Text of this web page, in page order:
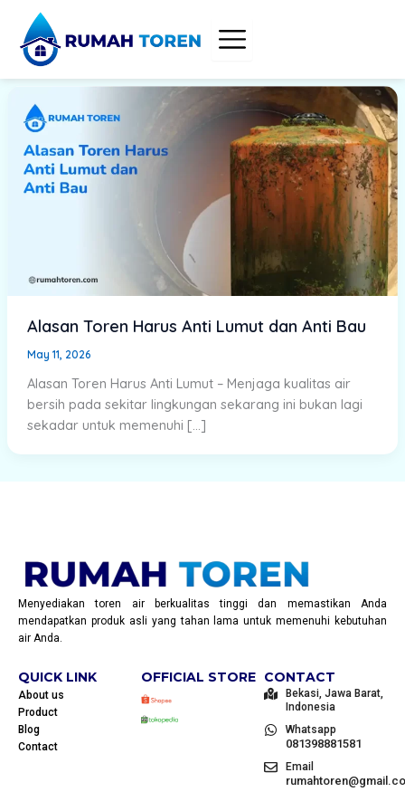
content
Alasan Toren Harus Anti Lumut dan Anti Bau
May 11, 2026
Alasan Toren Harus Anti Lumut – Menjaga kualitas air
bersih pada sekitar lingkungan sekarang ini bukan lagi
sekadar untuk memenuhi […]
Menyediakan toren air berkualitas tinggi dan memastikan Anda
mendapatkan produk asli yang tahan lama untuk memenuhi kebutuhan
air Anda.
QUICK LINK
About us
Product
Blog
Contact
OFFICIAL STORE CONTACT
Bekasi, Jawa Barat,
Indonesia
Whatsapp
081398881581
Email